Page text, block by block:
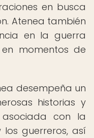
en busca
Atenea también
en la guerra
momentos de
desempeña un
historias y
con la
guerreros, así